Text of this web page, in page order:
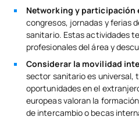
Networking y participación
congresos, jornadas y ferias
sanitario. Estas actividades
profesionales del área y
Considerar la movilidad
sector sanitario es universal,
oportunidades en el
europeas valoran la
de intercambio o becas